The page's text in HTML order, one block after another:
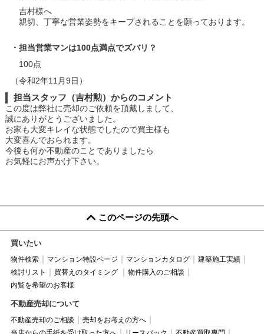
吉村様へ
親切、丁寧な営業姿勢をキープされることを願っております。
・担当営業マンは100点満点でズバリ？
100点
（令和2年11月9日）
担当スタッフ（吉村勲）からのコメント
この度は弊社に売却のご依頼を頂戴しまして、
誠にありがとうございました。
お家も大変キレイな状態でしたので買主様も
大変喜んでおられます。
今後も何か不動産のことでありましたら
お気軽にお声かけ下さい。
このページの先頭へ
買いたい
物件検索 マンション特設ページ マンションカタログ
建築施工実績
検討リスト
買替えのタイミング
物件購入のご相談
内覧を希望のお客様
不動産売却について
不動産売却のご相談
売却をお考えの方へ